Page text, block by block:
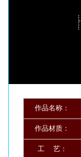
作品名称：
作品材质：
工 艺：